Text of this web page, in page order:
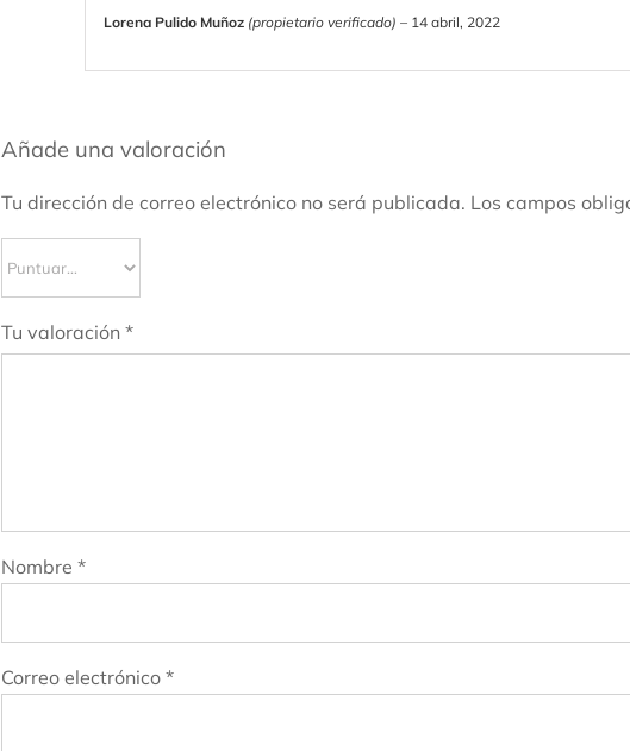
Lorena Pulido Muñoz (propietario verificado) – 14 abril, 2022
Añade una valoración
Tu dirección de correo electrónico no será publicada. Los campos
Tu valoración *
Nombre *
Correo electrónico *